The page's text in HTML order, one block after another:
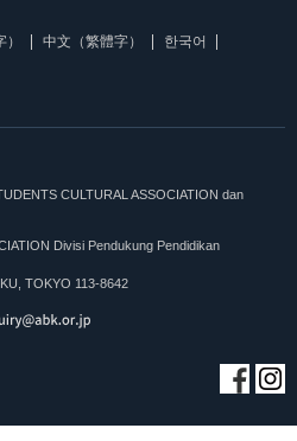
中文（繁體字）
한국어
CULTURAL ASSOCIATION dan
Divisi Pendukung Pendidikan
TOKYO 113-8642